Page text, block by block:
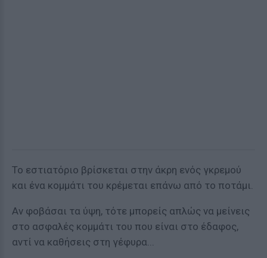
Το εστιατόριο βρίσκεται στην άκρη ενός γκρεμού
και ένα κομμάτι του κρέμεται επάνω από το ποτάμι.
Αν φοβάσαι τα ύψη, τότε μπορείς απλώς να μείνεις
στο ασφαλές κομμάτι του που είναι στο έδαφος,
αντί να καθήσεις στη γέφυρα...